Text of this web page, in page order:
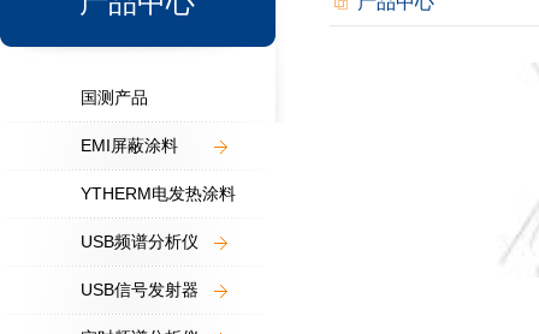
国测产品
EMI屏蔽涂料
YTHERM电发热涂料
USB频谱分析仪
USB信号发射器